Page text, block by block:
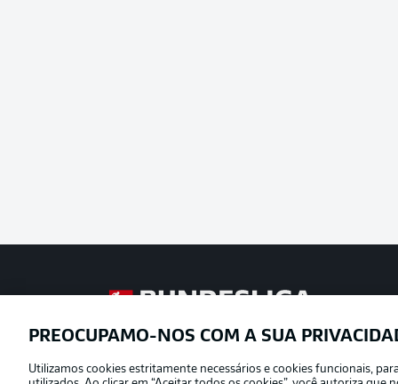
Football as it’s meant to be
Oferecido por
PREOCUPAMO-NOS COM A SUA
Utilizamos cookies estritamente necessários e cookies funcionais,